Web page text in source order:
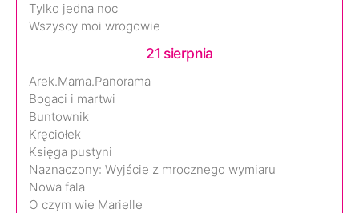
Tylko jedna noc
Wszyscy moi wrogowie
21 sierpnia
Arek.Mama.Panorama
Bogaci i martwi
Buntownik
Kręciołek
Księga pustyni
Naznaczony: Wyjście z mrocznego wymiaru
Nowa fala
O czym wie Marielle